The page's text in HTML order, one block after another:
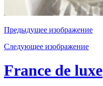
Предыдущее изображение
Следующее изображение
France de luxe